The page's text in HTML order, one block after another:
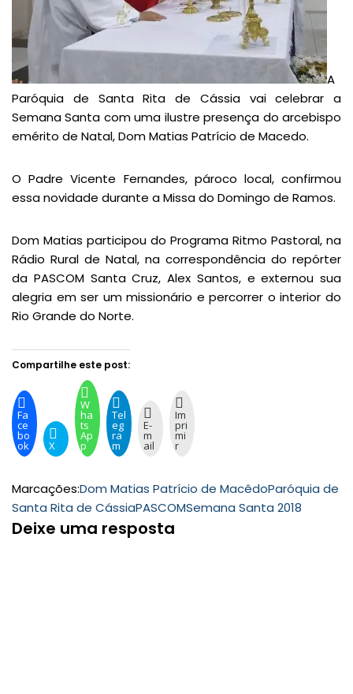
A
Paróquia de Santa Rita de Cássia vai celebrar a
Semana Santa com uma ilustre presença do arcebispo
emérito de Natal, Dom Matias Patrício de Macedo.
O Padre Vicente Fernandes, pároco local, confirmou
essa novidade durante a Missa do Domingo de Ramos.
Dom Matias participou do Programa Ritmo Pastoral, na
Rádio Rural de Natal, na correspondência do repórter
da PASCOM Santa Cruz, Alex Santos, e externou sua
alegria em ser um missionário e percorrer o interior do
Rio Grande do Norte.
Compartilhe este post:
Fa
ce
bo
ok X
W
ha
ts
Ap
p
Tel
eg
ra
m
E-
m
ail
Im
pri
mi
r
Marcações:Dom Matias Patrício de MacêdoParóquia de
Santa Rita de CássiaPASCOMSemana Santa 2018
Deixe uma resposta